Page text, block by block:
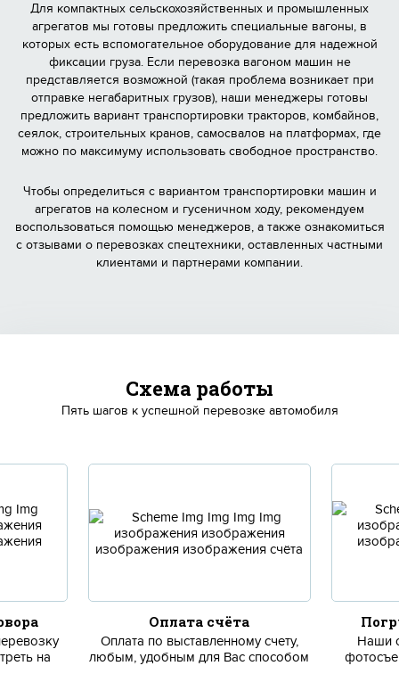
Для компактных сельскохозяйственных и промышленных
агрегатов мы готовы предложить специальные вагоны, в
которых есть вспомогательное оборудование для надежной
фиксации груза. Если перевозка вагоном машин не
представляется возможной (такая проблема возникает при
отправке негабаритных грузов), наши менеджеры готовы
предложить вариант транспортировки тракторов, комбайнов,
сеялок, строительных кранов, самосвалов на платформах, где
можно по максимуму использовать свободное пространство.
Чтобы определиться с вариантом транспортировки машин и
агрегатов на колесном и гусеничном ходу, рекомендуем
воспользоваться помощью менеджеров, а также ознакомиться
с отзывами о перевозках спецтехники, оставленных частными
клиентами и партнерами компании.
Схема работы
Пять шагов к успешной перевозке автомобиля
на
Оплата счёта
Оплата по выставленному счету,
любым, удобным для Вас способом
Наши